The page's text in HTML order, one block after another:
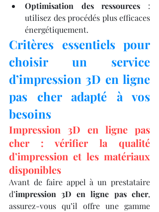
Optimisation des ressources :
utilisez des procédés plus efficaces
énergétiquement.​
Critères essentiels pour
choisir un service
d’impression 3D en ligne
pas cher adapté à vos
besoins
Impression 3D en ligne pas
cher : vérifier la qualité
d’impression et les matériaux
disponibles
Avant de faire appel à un prestataire
d’impression 3D en ligne pas cher,
assurez-vous qu’il offre une gamme